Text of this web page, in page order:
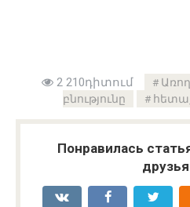
2 210դիտում
բնությունը
Понравилась